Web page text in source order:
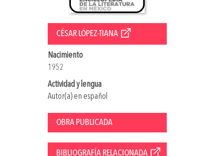
CÉSAR LÓPEZ-TIANA
Nacimiento
1952
Actividad y lengua
Autor(a) en español
OBRA PUBLICADA
BIBLIOGRAFÍA RELACIONADA